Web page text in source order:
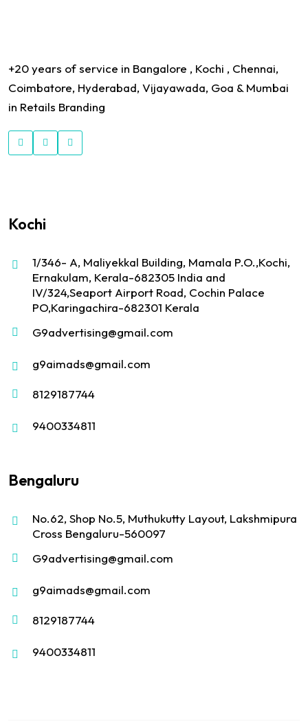
+20 years of service in Bangalore , Kochi , Chennai,
Coimbatore, Hyderabad, Vijayawada, Goa & Mumbai
in Retails Branding
Kochi
1/346- A, Maliyekkal Building, Mamala P.O.,Kochi,
Ernakulam, Kerala-682305 India and
IV/324,Seaport Airport Road, Cochin Palace
PO,Karingachira-682301 Kerala
G9advertising@gmail.com
g9aimads@gmail.com
8129187744
9400334811
Bengaluru
No.62, Shop No.5, Muthukutty Layout, Lakshmipura
Cross Bengaluru-560097
G9advertising@gmail.com
g9aimads@gmail.com
8129187744
9400334811